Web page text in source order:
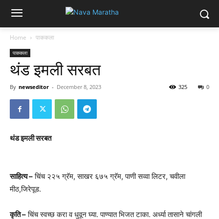
Home पाककला
पाककला
थंड इमली सरबत
By newseditor - December 8, 2023 0
325
थंड इमली सरबत
साहित्य –चिंच २२५ ग्रॅम, साखर ६७५ ग्रॅम, पाणी सव्वा लिटर, चवीला
मीठ,जिरेपूड.
कृति –चिंच स्वच्छ करा व धुवून घ्या. पाण्यात भिजत टाका. अर्ध्या तासाने चांगली